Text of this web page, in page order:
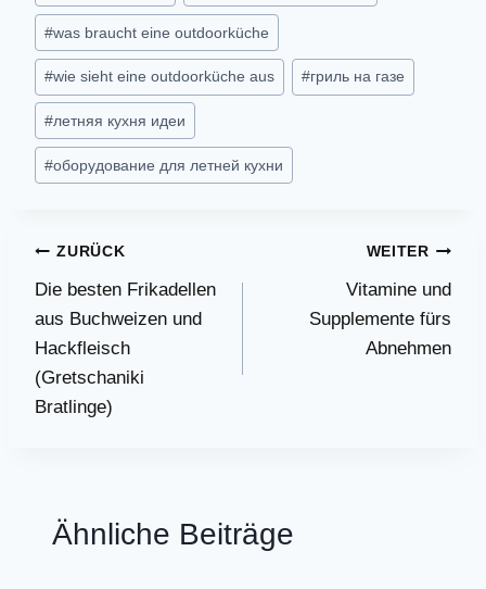
#was braucht eine outdoorküche
#wie sieht eine outdoorküche aus #гриль на газе
#летняя кухня идеи
#оборудование для летней кухни
Beitragsnavigation
ZURÜCK
Die besten Frikadellen
aus Buchweizen und
Hackfleisch
(Gretschaniki
Bratlinge)
WEITER
Vitamine und
Supplemente fürs
Abnehmen
Ähnliche Beiträge